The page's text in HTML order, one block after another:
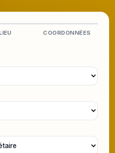
COORDONNÉES